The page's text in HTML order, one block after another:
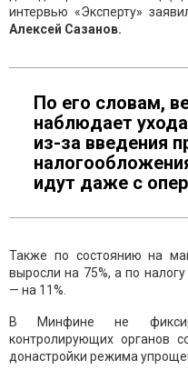
интервью «Эксперту»
Алексей Сазанов.
По его словам,
наблюдает
из-за введения
идут даже с
Также по состоянию на
выросли на 75%, а по
— на 11%.
В Минфине не
контролирующих органов
донастройки режима